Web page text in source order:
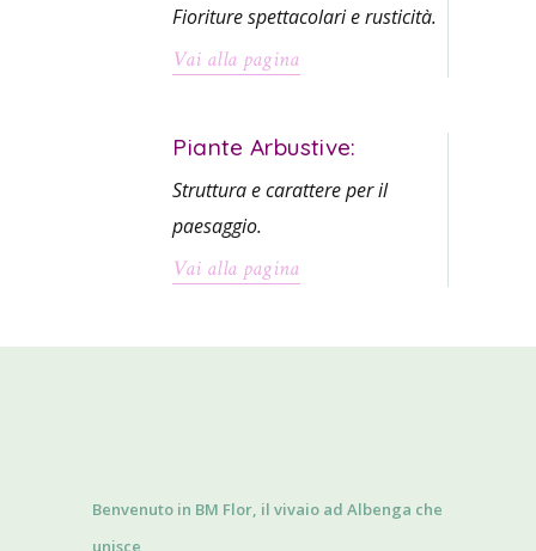
Fioriture spettacolari e rusticità.
Vai alla pagina
Piante Arbustive:
Struttura e carattere per il
paesaggio.
Vai alla pagina
Benvenuto in BM Flor, il vivaio ad Albenga che
unisce